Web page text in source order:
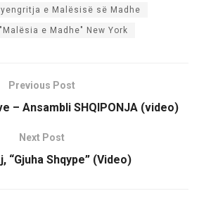
e Malësisë së Madhe
e Madhe" New York
Previous Post
– Ansambli SHQIPONJA (video)
Next Post
“Gjuha Shqype” (Video)